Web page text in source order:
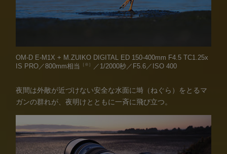
OM-D E-M1X + M.ZUIKO DIGITAL ED 150-400mm F4.5 TC1.25x
IS PRO／800mm相当
［※］ ／1/2000秒／F5.6／ISO 400
夜間は外敵が近づけない安全な水面に塒（ねぐら）をとるマ
ガンの群れが、夜明けとともに一斉に飛び立つ。